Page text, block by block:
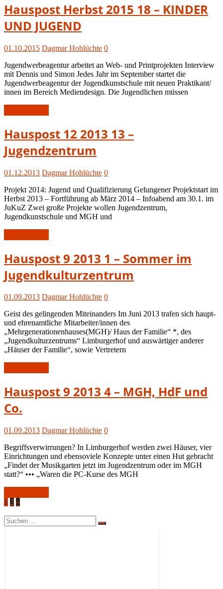
Hauspost
Herbst
2015
Hauspost Herbst 2015 18 – KINDER
UND JUGEND
01.10.2015 Dagmar Hohlüchte 0
Jugendwerbeagentur arbeitet an Web- und Printprojekten Interview
mit Dennis und Simon Jedes Jahr im September startet die
Jugendwerbeagentur der Jugendkunstschule mit neuen Praktikant/
innen im Bereich Mediendesign. Die Jugendlichen müssen
Hauspost
12-
2013
Hauspost 12 2013 13 –
Jugendzentrum
01.12.2013 Dagmar Hohlüchte 0
Projekt 2014: Jugend und Qualifizierung Gelungener Projektstart im
Herbst 2013 – Fortführung ab März 2014 – Infoabend am 30.1. im
JuKuZ Zwei große Projekte wollen Jugendzentrum,
Jugendkunstschule und MGH und
Hauspost
9-
2013
Hauspost 9 2013 1 – Sommer im
Jugendkulturzentrum
01.09.2013 Dagmar Hohlüchte 0
Geist des gelingenden Miteinanders Im Juni 2013 trafen sich haupt-
und ehrenamtliche Mitarbeiter/innen des
„Mehrgenerationenhauses(MGH)/ Haus der Familie“ *, des
„Jugendkulturzentrums“ Limburgerhof und auswärtiger anderer
„Häuser der Familie“, sowie Vertretern
Hauspost
9-
2013
Hauspost 9 2013 4 – MGH, HdF und
Co.
01.09.2013 Dagmar Hohlüchte 0
Begriffsverwirrungen? In Limburgerhof werden zwei Häuser, vier
Einrichtungen und ebensoviele Konzepte unter einen Hut gebracht
„Findet der Musikgarten jetzt im Jugendzentrum oder im MGH
statt?“ ••• „Waren die PC-Kurse des MGH
Seitennummerierung
der
1 2 Nächste
»
Suchen
nach:
Suchen